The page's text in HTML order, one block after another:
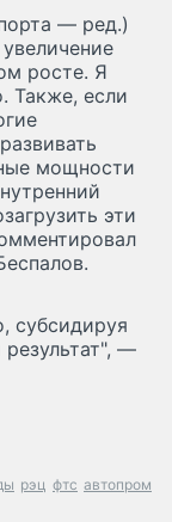
— ред.)
росте. Я
Также, если
мощности
эти
субсидируя
—
рэц фтс автопром